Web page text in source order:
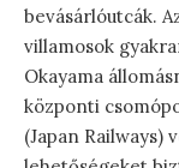
bevásárlóutcák.
villamosok
Okayama
központi
(Japan Railways)